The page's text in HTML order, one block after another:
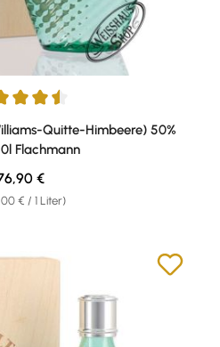
von 4.5 von 5 Sternen
Quitte-Himbeere) 50%
Flachmann
€ / 1 Liter)
Preis:
€